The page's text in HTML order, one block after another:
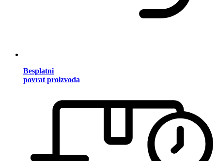
Besplatni
povrat proizvoda